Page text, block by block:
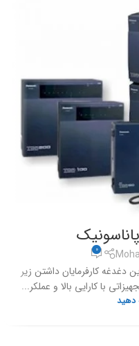
0
دغدغه کارفرمایان داشتن زیر
با کارایی بالا و عملکر...
دهید